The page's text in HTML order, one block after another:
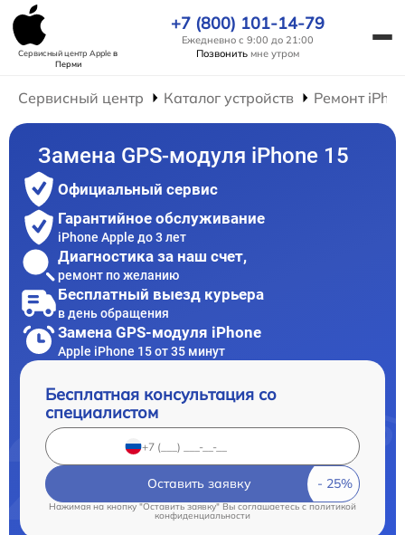
Сервисный центр Appleв
Перми
+7 (800) 101-14-79
Ежедневно с 9:00 до 21:00
Позвонить мне утром
Сервисный центр Каталог устройств Ремонт
Замена GPS-модуля iPhone 15
Официальный сервис
Гарантийное обслуживание
iPhone Apple до 3 лет
Диагностика за наш счет,
ремонт по желанию
Бесплатный выезд курьера
в день обращения
Замена GPS-модуля iPhone
Apple iPhone 15 от 35 минут
Бесплатная консультация со
специалистом
Оставить заявку
Нажимая на кнопку "Оставить заявку" Вы соглашаетесь cполитикой
конфиденциальности